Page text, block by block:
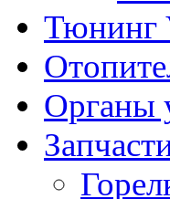
Тюнинг
Органы